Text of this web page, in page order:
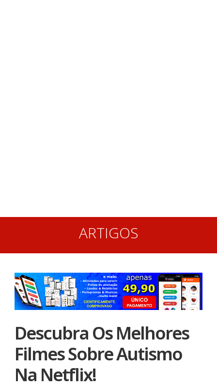
ARTIGOS
Descubra Os Melhores
Filmes Sobre Autismo
Na Netflix!